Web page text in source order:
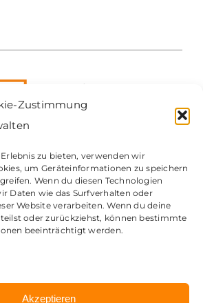
Zustimmung
zu bieten, verwenden wir
um Geräteinformationen zu speichern
Wenn du diesen Technologien
Daten wie das Surfverhalten oder
Website verarbeiten. Wenn du deine
oder zurückziehst, können bestimmte
beeinträchtigt werden.
Akzeptieren
Kontakt
Impressum
Datenschutz
| my Workplace GmbH | Eine Marke
Consulting GmbH